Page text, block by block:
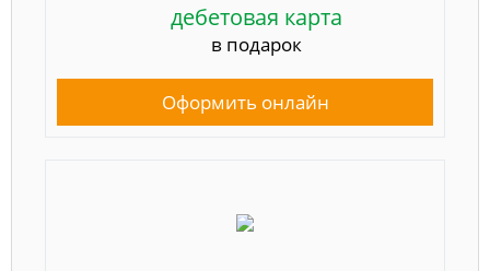
дебетовая карта
в подарок
Оформить онлайн